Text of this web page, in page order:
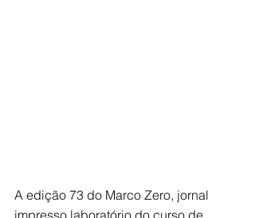
A edição 73 do Marco Zero, jornal